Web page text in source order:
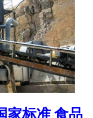
家标准 食品